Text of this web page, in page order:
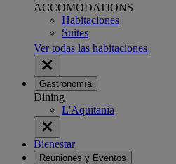
ACCOMODATIONS
Habitaciones
Suites
Ver todas las habitaciones
Gastronomía
Dining
L'Aquitania
Bienestar
Reuniones y Eventos